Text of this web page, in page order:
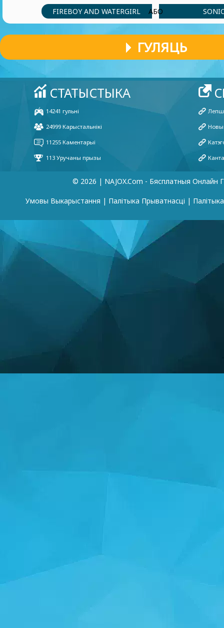
FIREBOY AND WATERGIRL АБО
ГУЛЯЦЬ
© 2026 | NAJOX.com - Бясплатныя Онлайн
Умовы Выкарыстання | Палітыка Прыватнасці |